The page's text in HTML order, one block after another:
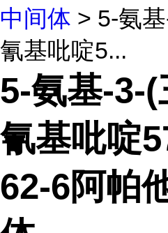
中间体 > 5-氨
氰基吡啶5...
5-氨基-3-
氰基吡啶
62-6阿帕